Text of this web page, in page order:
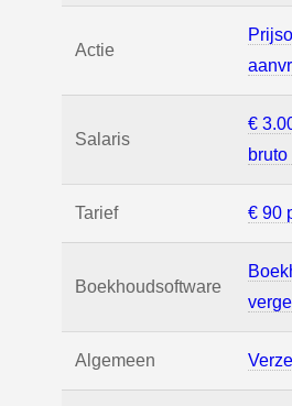
Actie
Salaris
€
Tarief € 90
Boekhoudsoftware
Algemeen